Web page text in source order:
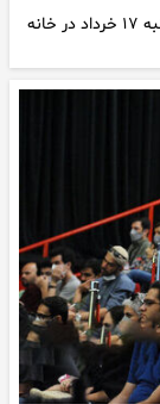
ششمین جلسه شورای صنفی نمایش صبح امروز یکشنبه ۱۷ خرداد در خانه